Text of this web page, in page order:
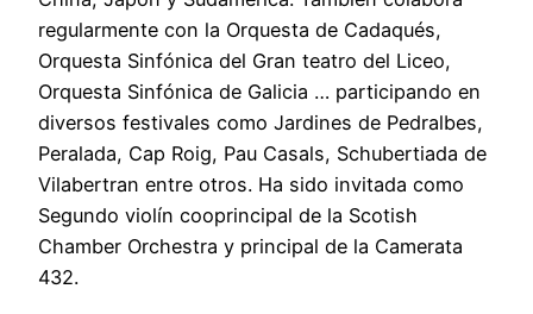
regularmente con la Orquesta de Cadaqués,
Orquesta Sinfónica del Gran teatro del Liceo,
Orquesta Sinfónica de Galicia … participando en
diversos festivales como Jardines de Pedralbes,
Peralada, Cap Roig, Pau Casals, Schubertiada de
Vilabertran entre otros. Ha sido invitada como
Segundo violín cooprincipal de la Scotish
Chamber Orchestra y principal de la Camerata
432.